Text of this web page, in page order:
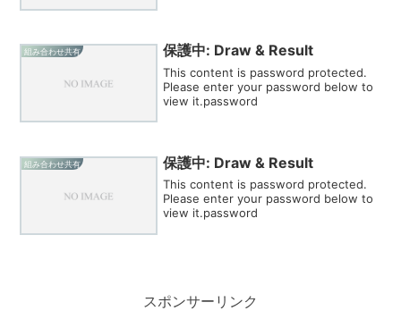
組み合わせ共有 保護中: Draw & Result
This content is password protected.
Please enter your password below to
view it.password
組み合わせ共有 保護中: Draw & Result
This content is password protected.
Please enter your password below to
view it.password
スポンサーリンク